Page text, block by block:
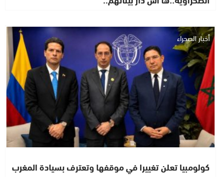
أخبار الصحراء
كولومبيا تعلن تغييرا في موقفها وتعترف بسيادة المغرب